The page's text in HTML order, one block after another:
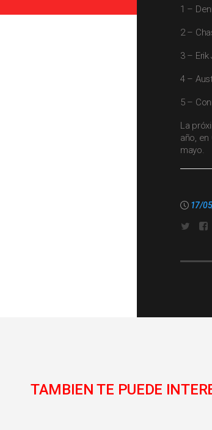
1 –
2 –
3 –
4 –
5 –
La
año,
mayo.
17/
TAMBIEN TE PUEDE